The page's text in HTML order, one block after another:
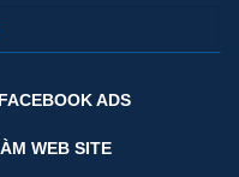
FACEBOOK ADS
WEB SITE